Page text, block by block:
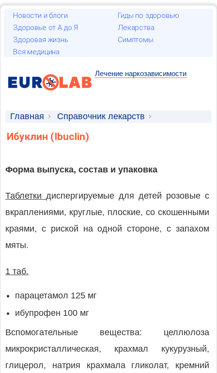
Новости и блоги
Гиды по здоровью
Здоровье от А до Я
Лекарства
Здоровая жизнь
Симптомы
Вся медицина
Лечение наркозависимости
Главная
Справочник лекарств
Лекарственные средства
Ибуклин (Ibuclin)
Форма выпуска, состав и упаковка
Таблетки диспергируемые для детей розовые с
вкраплениями, круглые, плоские, со скошенными
краями, с риской на одной стороне, с запахом
мяты.
1 таб.
парацетамол 125 мг
ибупрофен 100 мг
Вспомогательные вещества: целлюлоза
микрокристаллическая, крахмал кукурузный,
глицерол, натрия крахмала гликолат, кремний